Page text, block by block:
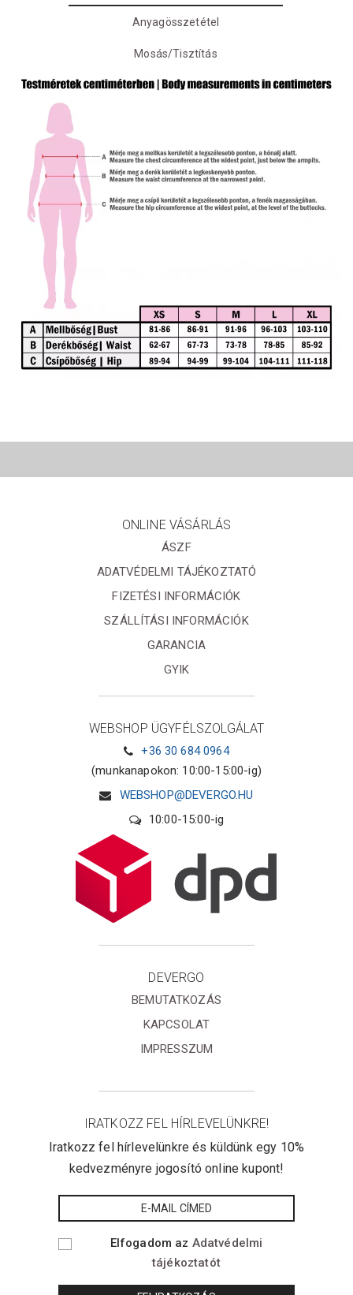
Anyagösszetétel
Mosás/Tisztítás
ONLINE VÁSÁRLÁS
ÁSZF
ADATVÉDELMI TÁJÉKOZTATÓ
FIZETÉSI INFORMÁCIÓK
SZÁLLÍTÁSI INFORMÁCIÓK
GARANCIA
GYIK
WEBSHOP ÜGYFÉLSZOLGÁLAT
+36 30 684 0964
(munkanapokon: 10:00-15:00-ig)
WEBSHOP@DEVERGO.HU
10:00-15:00-ig
DEVERGO
BEMUTATKOZÁS
KAPCSOLAT
IMPRESSZUM
IRATKOZZ FEL HÍRLEVELÜNKRE!
Iratkozz fel hírlevelünkre és küldünk egy 10%
kedvezményre jogosító online kupont!
Elfogadom az Adatvédelmi
tájékoztatót